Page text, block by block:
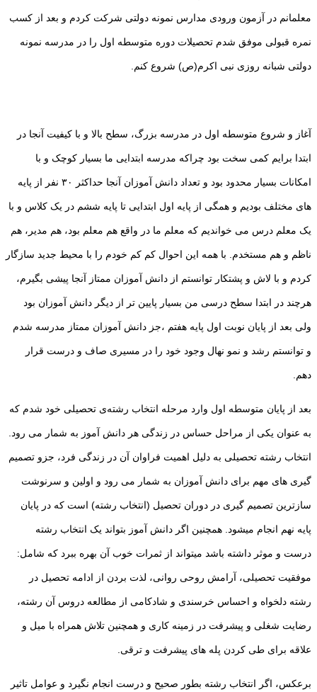
معلمانم در آزمون ورودی مدارس نمونه دولتی شرکت کردم و بعد از کسب
نمره قبولی موفق شدم تحصیلات دوره متوسطه اول را در مدرسه نمونه
دولتی شبانه روزی نبی اکرم(ص) شروع کنم.
آغاز و شروع متوسطه اول در مدرسه بزرگ، سطح بالا و با کیفیت آنجا در
ابتدا برایم کمی سخت بود چراکه مدرسه ابتدایی ما بسیار کوچک و با
امکانات بسیار محدود بود و تعداد دانش آموزان آنجا حداکثر ۳۰ نفر از پایه
های مختلف بودیم و همگی از پایه اول ابتدایی تا پایه ششم در یک کلاس و با
یک معلم درس می خواندیم که معلم ما در واقع هم معلم بود، هم مدیر، هم
ناظم و هم مستخدم. با همه این احوال کم کم خودم را با محیط جدید سازگار
کردم و با لاش و پشتکار توانستم از دانش آموزان ممتاز آنجا پیشی بگیرم،
هرچند در ابتدا سطح درسی من بسیار پایین تر از دیگر دانش آموزان بود
ولی بعد از پایان نوبت اول پایه هفتم ،جز دانش آموزان ممتاز مدرسه شدم
و توانستم رشد و نمو نهال وجود خود را در مسیری صاف و درست قرار
دهم.
بعد از پایان متوسطه اول وارد مرحله انتخاب رشته‌ی تحصیلی خود شدم که
به عنوان یکی از مراحل حساس در زندگی هر دانش آموز به شمار می رود.
انتخاب رشته تحصیلی به دلیل اهمیت فراوان آن در زندگی فرد، جزو تصمیم
گیری های مهم برای دانش آموزان به شمار می رود و اولین و سرنوشت
سازترین تصمیم گیری در دوران تحصیل (انتخاب رشته) است که در پایان
پایه نهم انجام میشود. همچنین اگر دانش آموز بتواند یک انتخاب رشته
درست و موثر داشته باشد میتواند از ثمرات خوب آن بهره ببرد که شامل:
موفقیت تحصیلی، آرامش روحی روانی، لذت بردن از ادامه تحصیل در
رشته دلخواه و احساس خرسندی و شادکامی از مطالعه دروس آن رشته،
رضایت شغلی و پیشرفت در زمینه کاری و همچنین تلاش همراه با میل و
علاقه برای طی کردن پله های پیشرفت و ترقی.
برعکس، اگر انتخاب رشته بطور صحیح و درست انجام نگیرد و عوامل تاثیر